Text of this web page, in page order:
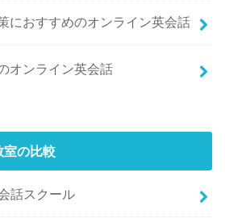
におすすめのオンライン英会話
オンライン英会話
室の比較
話スクール